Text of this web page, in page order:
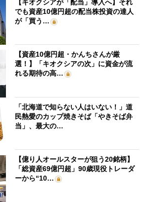
【キオクシアが「配当」導入へ】それ
でも資産10億円超の配当株投資の達人
が「買う…
【資産10億円超・かんちさんが厳
選！】「キオクシアの次」に資金が流
れる期待の高…
「北海道で知らない人はいない！」道
民熱愛のカップ焼きそば「やきそば弁
当」、最大の…
【億り人オールスターが狙う20銘柄】
「総資産69億円超」90歳現役トレーダ
ーから“10…